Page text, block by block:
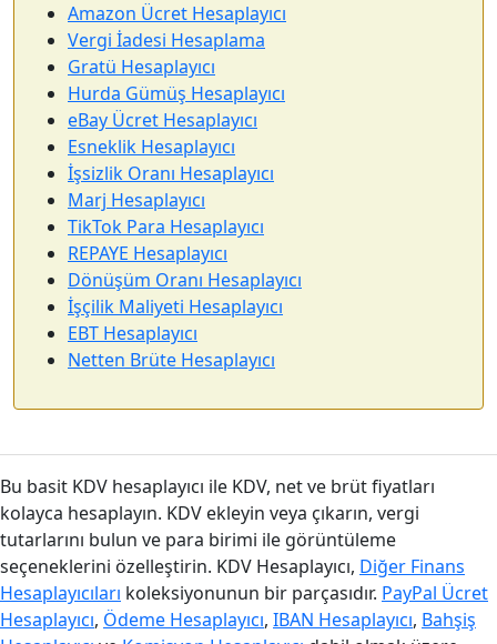
Amazon Ücret Hesaplayıcı
Vergi İadesi Hesaplama
Gratü Hesaplayıcı
Hurda Gümüş Hesaplayıcı
eBay Ücret Hesaplayıcı
Esneklik Hesaplayıcı
İşsizlik Oranı Hesaplayıcı
Marj Hesaplayıcı
TikTok Para Hesaplayıcı
REPAYE Hesaplayıcı
Dönüşüm Oranı Hesaplayıcı
İşçilik Maliyeti Hesaplayıcı
EBT Hesaplayıcı
Netten Brüte Hesaplayıcı
Bu basit KDV hesaplayıcı ile KDV, net ve brüt fiyatları
kolayca hesaplayın. KDV ekleyin veya çıkarın, vergi
tutarlarını bulun ve para birimi ile görüntüleme
seçeneklerini özelleştirin. KDV Hesaplayıcı, Diğer Finans
Hesaplayıcıları koleksiyonunun bir parçasıdır. PayPal Ücret
Hesaplayıcı, Ödeme Hesaplayıcı, IBAN Hesaplayıcı, Bahşiş